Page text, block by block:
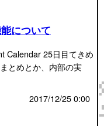
について
Calendar 25日目てきめ
とめとか、内部の実
2017/12/25 0:00